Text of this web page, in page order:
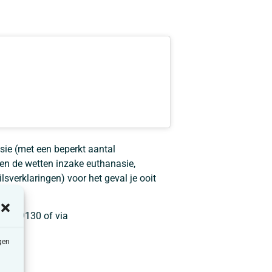
(met een beperkt aantal
de wetten inzake euthanasie,
voor het geval je ooit
459130 of via